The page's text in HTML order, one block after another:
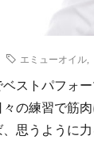
エミューオイル
ストパフォ
々の練習で筋
思うように